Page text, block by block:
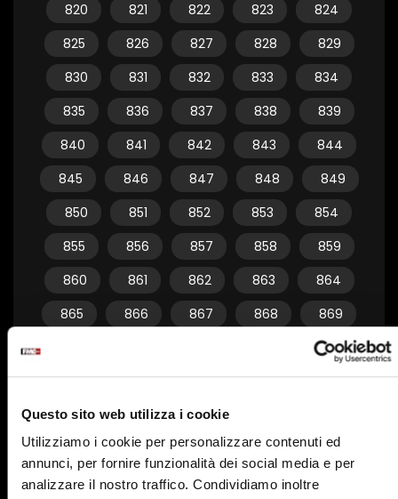
Questo sito web utilizza i cookie
Utilizziamo i cookie per personalizzare contenuti ed
annunci, per fornire funzionalità dei social media e per
analizzare il nostro traffico. Condividiamo inoltre
820
821 822 823
824
825
826 827 828
829
830
831 832 833
834
835
836 837 838
839
840
841 842 843
844
845
846 847 848
849
850
851 852 853
854
855
856 857 858
859
860
861 862 863
864
865
866 867 868
869
874
875
876 877 878
879
880
881 882
885
886 887 888
889
890
891 892 893 894